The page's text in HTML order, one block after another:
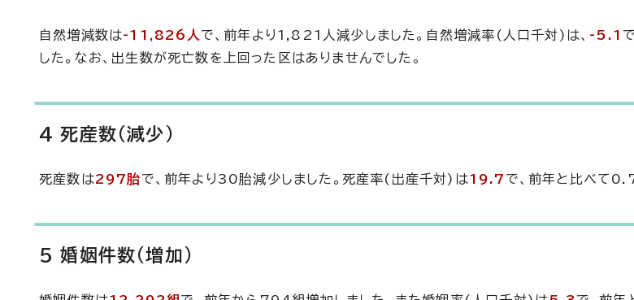
自然増減数は-11,826人 で、前年より1,821人減少しました。自然増減率(人口千対)は、 -5.1
した。なお、出生数が死亡数を上回った区はありませんでした。
4 死産数(減少)
死産数は297胎で、前年より30胎減少しました。死産率(出産千対)は19.7 で、前年と比べて
5 婚姻件数(増加)